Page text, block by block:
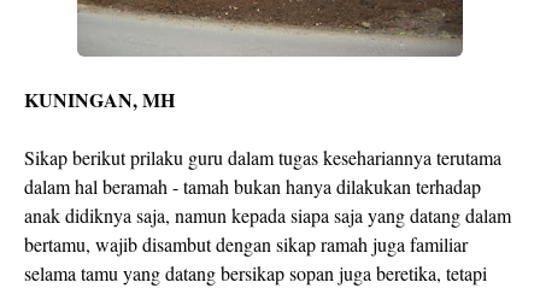
KUNINGAN, MH
Sikap berikut prilaku guru dalam tugas kesehariannya terutama
dalam hal beramah - tamah bukan hanya dilakukan terhadap
anak didiknya saja, namun kepada siapa saja yang datang dalam
bertamu, wajib disambut dengan sikap ramah juga familiar
selama tamu yang datang bersikap sopan juga beretika, tetapi